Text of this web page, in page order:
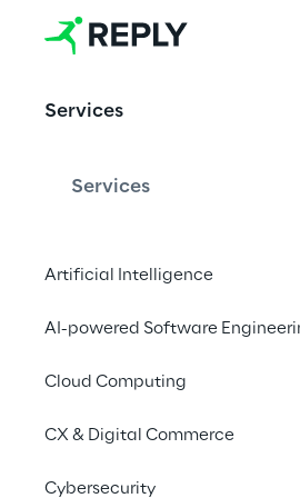
Services
Services
Artificial Intelligence
AI-powered Software
Cloud Computing
CX & Digital Commerce
Cybersecurity
Sprach-
Webinar an:
Jetzt registrieren